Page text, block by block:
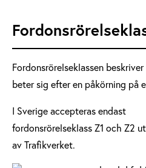
Fordonsrörelseklassen
beter sig efter en påkörning på
I Sverige accepteras endast
fordonsrörelseklass Z1 och Z2
av Trafikverket.